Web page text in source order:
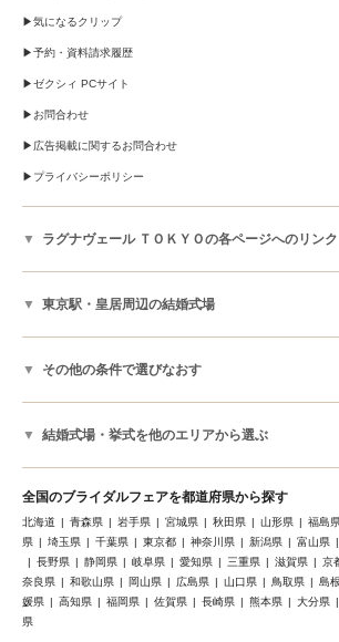
気になるクリップ
予約・資料請求履歴
ゼクシィ PCサイト
お問合わせ
広告掲載に関するお問合わせ
プライバシーポリシー
ラグナヴェール ＴＯＫＹＯの各ページへのリンク
東京駅・皇居周辺の結婚式場
その他の条件で選びなおす
結婚式場・挙式を他のエリアから選ぶ
全国のブライダルフェアを都道府県から探す
北海道 青森県 岩手県 宮城県 秋田県 山形県 福島
県
埼玉県 千葉県 東京都 神奈川県 新潟県 富山県
長野県
静岡県 岐阜県 愛知県 三重県 滋賀県 京
奈良県
和歌山県 岡山県 広島県 山口県 鳥取県 島
媛県
高知県 福岡県 佐賀県 長崎県 熊本県 大分県
県